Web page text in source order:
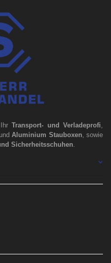
IhrTransport- und Verladeprofi,
und Aluminium Stauboxen, sowie
Sicherheitsschuhen.